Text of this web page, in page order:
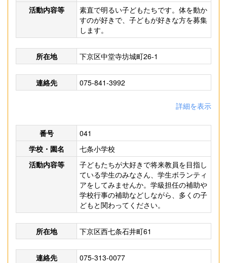
活動内容等
素直で明るい子どもたちです。体を動か
すのが好きで、子どもが好きな方を募集
します。
所在地 下京区中堂寺坊城町26-1
連絡先 075-841-3992
詳細を表示
番号
041
学校・園名
七条小学校
活動内容等
子どもたちが大好きで将来教員を目指し
ている学生のみなさん、学生ボランティ
アをしてみませんか。学級担任の補助や
学校行事の補助などしながら、多くの子
どもと関わってください。
所在地 下京区西七条石井町61
連絡先 075-313-0077